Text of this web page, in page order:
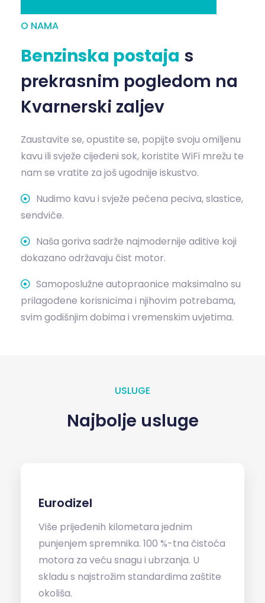
O NAMA
Benzinska postaja s
prekrasnim pogledom na
Kvarnerski zaljev
Zaustavite se, opustite se, popijte svoju omiljenu
kavu ili svježe cijeđeni sok, koristite WiFi mrežu te
nam se vratite za još ugodnije iskustvo.
Nudimo kavu i svježe pečena peciva, slastice,
sendviče.
Naša goriva sadrže najmodernije aditive koji
dokazano održavaju čist motor.
Samoposlužne autopraonice maksimalno su
prilagođene korisnicima i njihovim potrebama,
svim godišnjim dobima i vremenskim uvjetima.
USLUGE
Najbolje usluge
Eurodizel
Više prijeđenih kilometara jednim
punjenjem spremnika. 100 %-tna čistoća
motora za veću snagu i ubrzanja. U
skladu s najstrožim standardima zaštite
okoliša.